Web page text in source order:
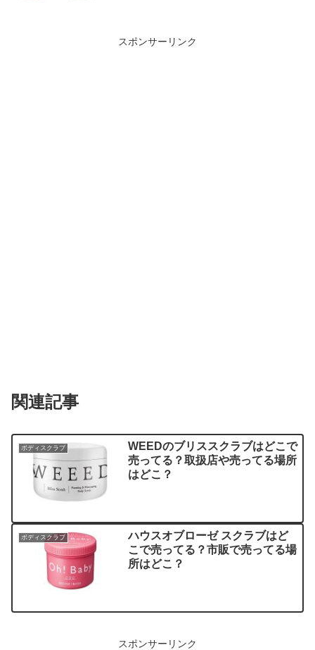
スポンサーリンク
関連記事
ボディスクラブ
WEEDのブリススクラブはどこで
売ってる？取扱店や売ってる場所
はどこ？
ボディスクラブ
ハウスオブローゼ スクラブはど
こで売ってる？市販で売ってる場
所はどこ？
スポンサーリンク